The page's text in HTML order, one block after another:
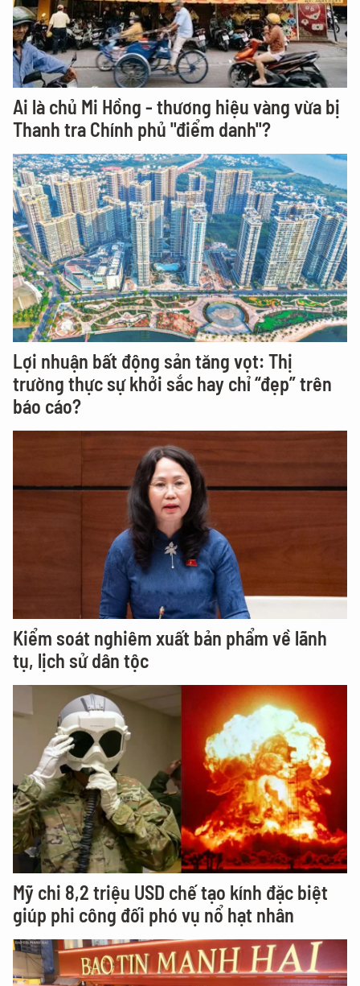
Ai là chủ Mi Hồng - thương hiệu vàng vừa bị
Thanh tra Chính phủ "điểm danh"?
Lợi nhuận bất động sản tăng vọt: Thị
trường thực sự khởi sắc hay chỉ “đẹp” trên
báo cáo?
Kiểm soát nghiêm xuất bản phẩm về lãnh
tụ, lịch sử dân tộc
Mỹ chi 8,2 triệu USD chế tạo kính đặc biệt
giúp phi công đối phó vụ nổ hạt nhân